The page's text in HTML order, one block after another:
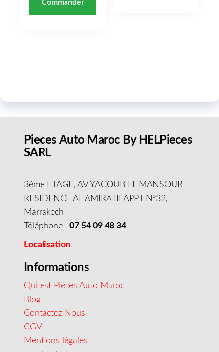
Commander
Pieces Auto Maroc By HELPieces
SARL
3éme ETAGE, AV YACOUB EL MANSOUR
RESIDENCE AL AMIRA III APPT N°32,
Marrakech
Téléphone : 07 54 09 48 34
Localisation
Informations
Qui est Pièces Auto Maroc
Blog
Contactez Nous
CGV
Mentions légales